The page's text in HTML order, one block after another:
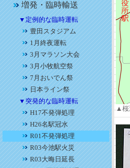
増発・臨時輸送
▼定例的な臨時運転
豊田スタジアム
1月終夜運転
3月マラソン大会
3月小牧航空祭
7月おいでん祭
日本ライン祭
▼突発的な臨時運転
H17不発弾処理
H26名駅冠水
R01不発弾処理
R03今池駅火災
R03大晦日延長
▲桜